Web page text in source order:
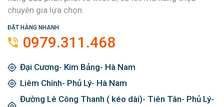
chuyên gia lựa chọn.
ĐẶT HÀNG NHANH
0979.311.468
Đại Cương- Kim Bảng- Hà Nam
Liêm Chính- Phủ Lý- Hà Nam
Đường Lê Công Thanh ( kéo dài)- Tiên Tân- Phủ Lý-